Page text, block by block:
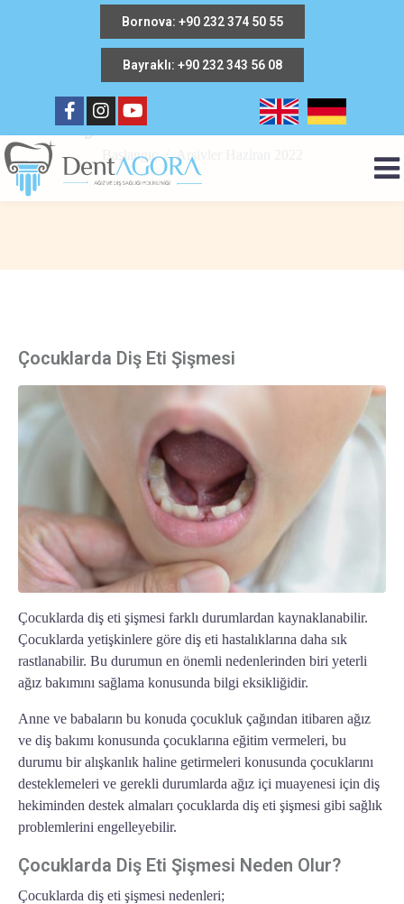
Bornova: +90 232 374 50 55
Bayraklı: +90 232 343 56 08
Ay:Haziran 2022
Başlangıç Arşivler Haziran 2022
Çocuklarda Diş Eti Şişmesi
Çocuklarda diş eti şişmesi farklı durumlardan kaynaklanabilir.
Çocuklarda yetişkinlere göre diş eti hastalıklarına daha sık
rastlanabilir. Bu durumun en önemli nedenlerinden biri yeterli
ağız bakımını sağlama konusunda bilgi eksikliğidir.
Anne ve babaların bu konuda çocukluk çağından itibaren ağız
ve diş bakımı konusunda çocuklarına eğitim vermeleri, bu
durumu bir alışkanlık haline getirmeleri konusunda çocuklarını
desteklemeleri ve gerekli durumlarda ağız içi muayenesi için diş
hekiminden destek almaları çocuklarda diş eti şişmesi gibi sağlık
problemlerini engelleyebilir.
Çocuklarda Diş Eti Şişmesi Neden Olur?
Çocuklarda diş eti şişmesi nedenleri;